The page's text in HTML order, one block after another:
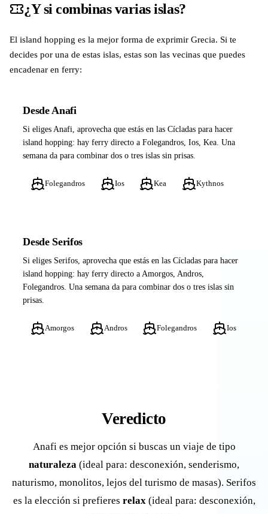
¿Y si combinas varias islas?
El island hopping es la mejor forma de exprimir Grecia. Si te
decides por una de estas islas, estas son las vecinas que puedes
encadenar en ferry:
Desde Anafi
Si eliges Anafi, aprovecha que estás en las Cícladas para hacer
island hopping: hay ferry directo a Folegandros, Ios, Kea. Una
semana da para combinar dos o tres islas sin prisas.
Folegandros Ios Kea Kythnos
Desde Serifos
Si eliges Serifos, aprovecha que estás en las Cícladas para hacer
island hopping: hay ferry directo a Amorgos, Andros,
Folegandros. Una semana da para combinar dos o tres islas sin
prisas.
Amorgos Andros Folegandros Ios
Veredicto
Anafi es mejor opción si buscas un viaje de tipo
naturaleza (ideal para: desconexión, senderismo,
naturismo, monolitos, lejos del turismo de masas). Serifos
es la elección si prefieres relax(ideal para: desconexión,